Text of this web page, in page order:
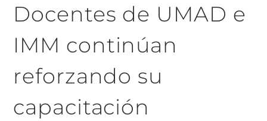
Docentes de UMAD e
IMM continúan
reforzando su
capacitación